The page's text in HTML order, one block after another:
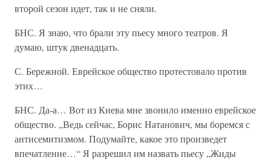
второй сезон идет, так и не сняли.
БНС. Я знаю, что брали эту пьесу много театров. Я
думаю, штук двенадцать.
С. Бережной. Еврейское общество протестовало против
этих…
БНС. Да-а… Вот из Киева мне звонило именно еврейское
общество. „Ведь сейчас, Борис Натанович, мы боремся с
антисемитизмом. Подумайте, какое это произведет
впечатление…“ Я разрешил им назвать пьесу „Жиды